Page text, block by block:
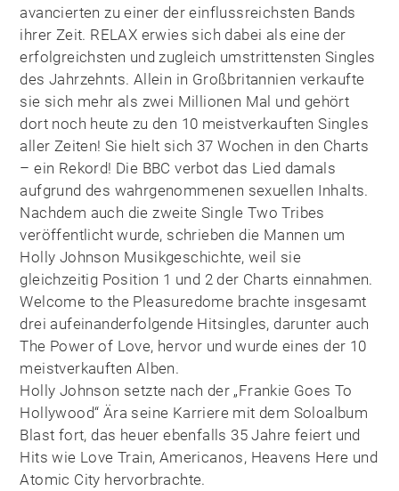
avancierten zu einer der einflussreichsten Bands
ihrer Zeit. RELAX erwies sich dabei als eine der
erfolgreichsten und zugleich umstrittensten Singles
des Jahrzehnts. Allein in Großbritannien verkaufte
sie sich mehr als zwei Millionen Mal und gehört
dort noch heute zu den 10 meistverkauften Singles
aller Zeiten! Sie hielt sich 37 Wochen in den Charts
– ein Rekord! Die BBC verbot das Lied damals
aufgrund des wahrgenommenen sexuellen Inhalts.
Nachdem auch die zweite Single Two Tribes
veröffentlicht wurde, schrieben die Mannen um
Holly Johnson Musikgeschichte, weil sie
gleichzeitig Position 1 und 2 der Charts einnahmen.
Welcome to the Pleasuredome brachte insgesamt
drei aufeinanderfolgende Hitsingles, darunter auch
The Power of Love, hervor und wurde eines der 10
meistverkauften Alben.
Holly Johnson setzte nach der „Frankie Goes To
Hollywood“ Ära seine Karriere mit dem Soloalbum
Blast fort, das heuer ebenfalls 35 Jahre feiert und
Hits wie Love Train, Americanos, Heavens Here und
Atomic City hervorbrachte.